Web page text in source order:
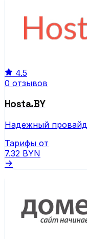
4.5
0 отзывов
Hosta.BY
Надежный
Тарифы от
7.32 BYN